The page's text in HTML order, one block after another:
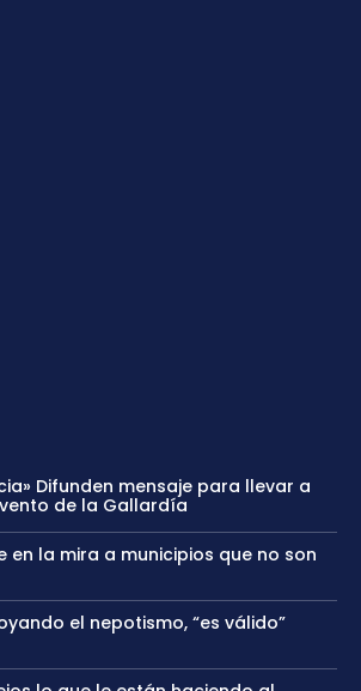
Difunden mensaje para llevar a
de la Gallardía
en la mira a municipios que no son
el nepotismo, “es válido”